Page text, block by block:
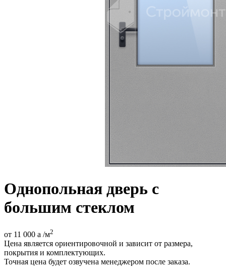
Однопольная дверь с
большим стеклом
от 11 000 a /м2
Цена является ориентировочной и зависит от размера,
покрытия и комплектующих.
Точная цена будет озвучена менеджером после заказа.